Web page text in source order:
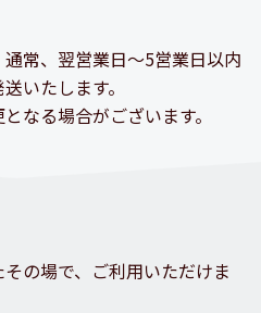
常、翌営業日～5営業日以内
いたします。
なる場合がございます。
の場で、ご利用いただけま